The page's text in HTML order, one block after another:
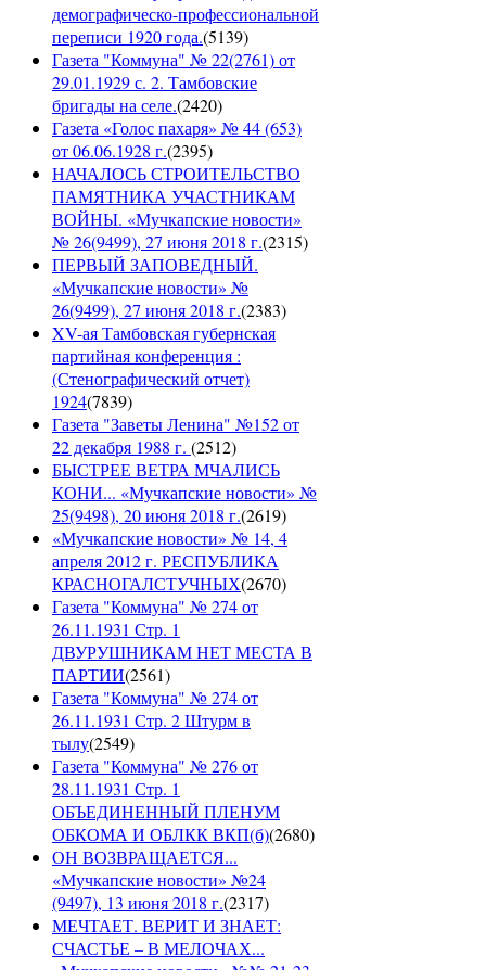
демографическо-профессиональной
переписи 1920 года.(5139)
Газета "Коммуна" № 22(2761) от
29.01.1929 с. 2. Тамбовские
бригады на селе.(2420)
Газета «Голос пахаря» № 44 (653)
от 06.06.1928 г.(2395)
НАЧАЛОСЬ СТРОИТЕЛЬСТВО
ПАМЯТНИКА УЧАСТНИКАМ
ВОЙНЫ. «Мучкапские новости»
№ 26(9499), 27 июня 2018 г.(2315)
ПЕРВЫЙ ЗАПОВЕДНЫЙ.
«Мучкапские новости» №
26(9499), 27 июня 2018 г.(2383)
XV-ая Тамбовская губернская
партийная конференция :
(Стенографический отчет)
1924(7839)
Газета "Заветы Ленина" №152 от
22 декабря 1988 г. (2512)
БЫСТРЕЕ ВЕТРА МЧАЛИСЬ
КОНИ... «Мучкапские новости» №
25(9498), 20 июня 2018 г.(2619)
«Мучкапские новости» № 14, 4
апреля 2012 г. РЕСПУБЛИКА
КРАСНОГАЛСТУЧНЫХ(2670)
Газета "Коммуна" № 274 от
26.11.1931 Стр. 1
ДВУРУШНИКАМ НЕТ МЕСТА В
ПАРТИИ(2561)
Газета "Коммуна" № 274 от
26.11.1931 Стр. 2 Штурм в
тылу(2549)
Газета "Коммуна" № 276 от
28.11.1931 Стр. 1
ОБЪЕДИНЕННЫЙ ПЛЕНУМ
ОБКОМА И ОБЛКК ВКП(б)(2680)
ОН ВОЗВРАЩАЕТСЯ...
«Мучкапские новости» №24
(9497), 13 июня 2018 г.(2317)
МЕЧТАЕТ. ВЕРИТ И ЗНАЕТ:
СЧАСТЬЕ – В МЕЛОЧАХ...